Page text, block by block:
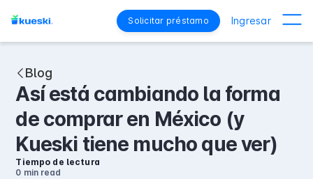
Solicitar préstamo Ingresar
Blog
Así está cambiando la forma
de comprar en México (y
Kueski tiene mucho que ver)
Tiempo de lectura
0 minread